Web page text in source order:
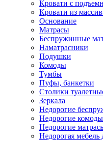
Кровати с
Кровати из
Основание
Матрасы
Беспружинные
Наматрасники
Подушки
Комоды
Тумбы
Пуфы, банкетки
Столики
Зеркала
Недорогие
Недорогие комоды
Недорогие
Недорогая мебель